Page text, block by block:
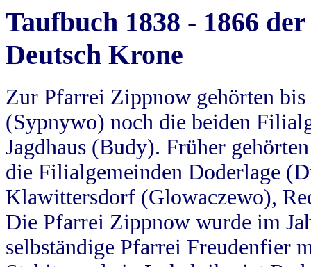
Taufbuch 1838 - 1866
Deutsch Krone
Zur Pfarrei Zippnow gehörten
(Sypnywo) noch die beiden
Jagdhaus (Budy). Früher
die Filialgemeinden Doderlage
Klawittersdorf (Glowaczewo),
Die Pfarrei Zippnow wurde im
selbständige Pfarrei Freudenfier